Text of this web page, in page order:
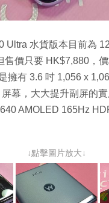
Ultra 水貨版本目前為
售價只要 HK$7,880，
擁有 3.6 吋 1,056 x
幕，大大提升副屏的
AMOLED 165Hz
↓點擊圖片放大↓